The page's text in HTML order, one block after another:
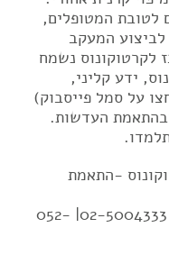
לטובת המטופלים,
לביצוע המעקב
לקרטוקונוס נשמח
ידע קליני,
על סמל פייסבוק)
העדשות.
-התאמת
מודיעין | ירושלים | באר שבע | 02-5004333| 052-